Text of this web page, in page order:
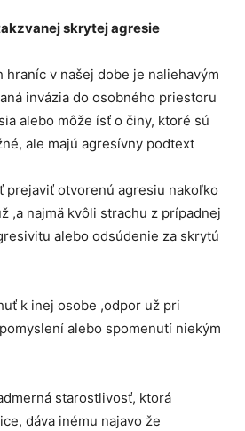
skrytej agresie
hraníc v našej dobe je naliehavým
invázia do osobného priestoru
alebo môže ísť o činy, ktoré sú
ale majú agresívny podtext
prejaviť otvorenú agresiu nakoľko
,a najmä kvôli strachu z prípadnej
alebo odsúdenie za skrytú
k inej osobe ,odpor už pri
alebo spomenutí niekým
starostlivosť, ktorá
dáva inému najavo že